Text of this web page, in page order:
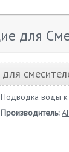
для
Подводка воды к
Производитель: